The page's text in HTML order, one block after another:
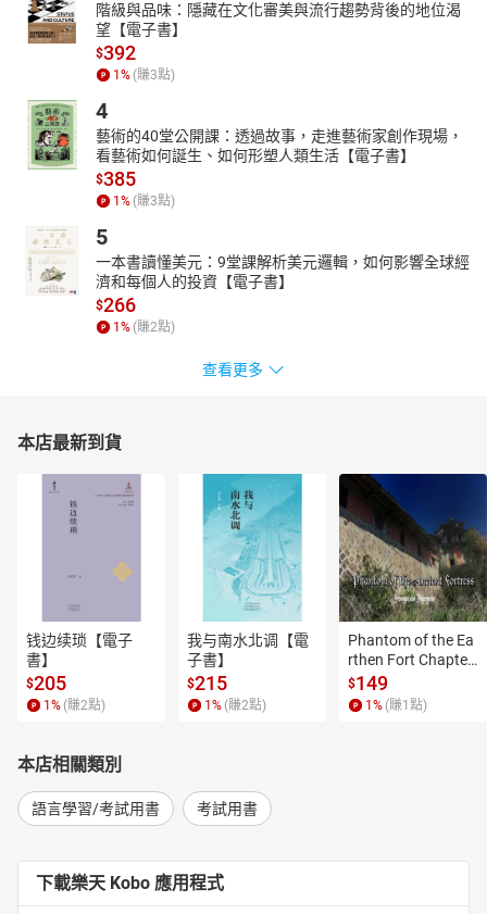
階級與品味：隱藏在文化審美與流行趨勢背後的地位渴
望【電子書】
$392
1 % (賺3點)
4
藝術的40堂公開課：透過故事，走進藝術家創作現場，
看藝術如何誕生、如何形塑人類生活【電子書】
$385
1 % (賺3點)
5
一本書讀懂美元：9堂課解析美元邏輯，如何影響全球經
濟和每個人的投資【電子書】
$266
1 % (賺2點)
查看更多
本店最新到貨
钱边续琐【電子
書】
$205
1 % (賺2點)
我与南水北调【電
子書】
$215
1 % (賺2點)
Phantom of the Ea
rthen Fort Chapter
4【有聲書】
$149
1 % (賺1 點)
本店相關類別
語言學習/考試用書 考試用書
下載樂天 Kobo 應用程式